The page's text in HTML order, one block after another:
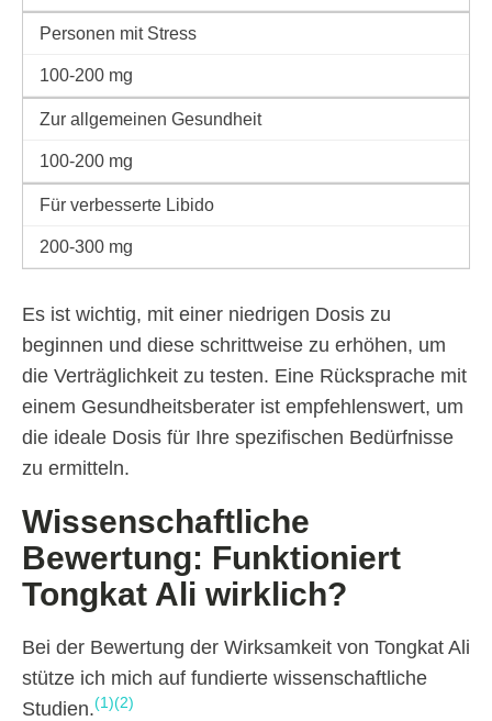
Personen mit Stress
100-200 mg
Zur allgemeinen Gesundheit
100-200 mg
Für verbesserte Libido
200-300 mg
Es ist wichtig, mit einer niedrigen Dosis zu
beginnen und diese schrittweise zu erhöhen, um
die Verträglichkeit zu testen. Eine Rücksprache mit
einem Gesundheitsberater ist empfehlenswert, um
die ideale Dosis für Ihre spezifischen Bedürfnisse
zu ermitteln.
Wissenschaftliche
Bewertung: Funktioniert
Tongkat Ali wirklich?
Bei der Bewertung der Wirksamkeit von Tongkat Ali
stütze ich mich auf fundierte wissenschaftliche
Studien.(1)(2)